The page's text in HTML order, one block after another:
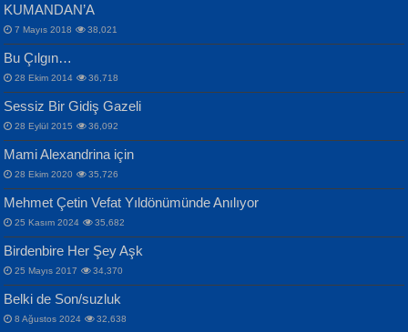
İPEK ACAR SERT
Gazze’nin Şecaati, Ümmetin İmtihanı...
MAHMUT GÜRBÜZ
İbrahim Olmak ve Bitirebilmek...
Selahattin Yıldız
İdrakimle Üşürken...
Songül Özel
Mahzen...
ERDEM BAYAZIT
Sana, Bana, Vatanıma, Ülkemin
İnsanlarına Dair...
NAZIM HİKMET RAN
Bir Cezaevinde, Tecritteki Adamın
Mektupları...
KUMANDAN’A
7 Mayıs 2018 38,021
Bu Çılgın…
28 Ekim 2014 36,718
Sessiz Bir Gidiş Gazeli
28 Eylül 2015 36,092
Mami Alexandrina için
28 Ekim 2020 35,726
Mehmet Çetin Vefat Yıldönümünde Anılıyor
25 Kasım 2024 35,682
Birdenbire Her Şey Aşk
25 Mayıs 2017 34,370
Belki de Son/suzluk
8 Ağustos 2024 32,638